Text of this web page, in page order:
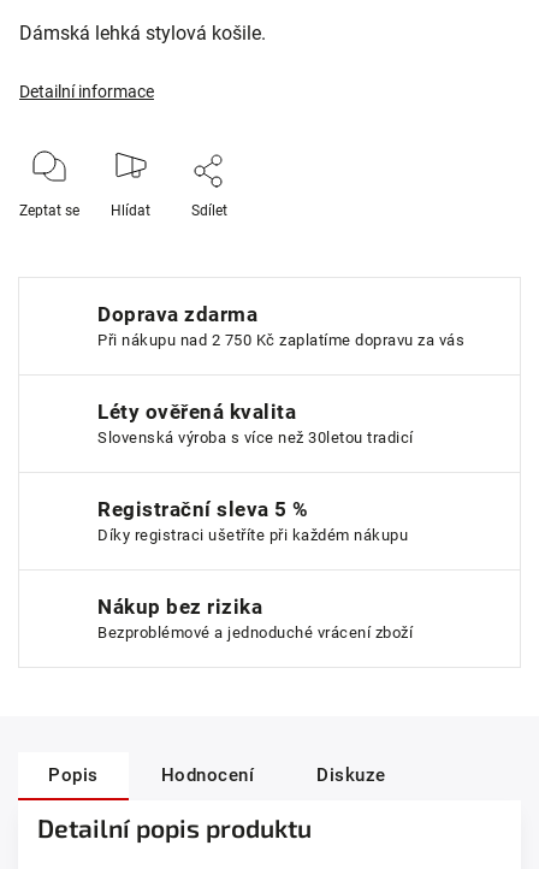
Dámská lehká stylová košile.
Detailní informace
Zeptat se Hlídat Sdílet
Doprava zdarma
Při nákupu nad 2 750 Kč zaplatíme dopravu za vás
Léty ověřená kvalita
Slovenská výroba s více než 30letou tradicí
Registrační sleva 5 %
Díky registraci ušetříte při každém nákupu
Nákup bez rizika
Bezproblémové a jednoduché vrácení zboží
Popis Hodnocení Diskuze
Detailní popis produktu